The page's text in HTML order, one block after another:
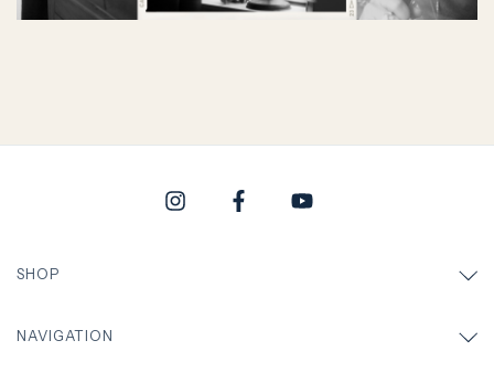
SHOP
NAVIGATION